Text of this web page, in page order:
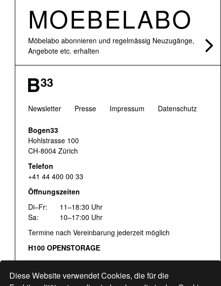
Diese Website verwendet Cookies, die für die
MOEBELABO
Möbelabo abonnieren und regelmässig Neuzugänge,
Angebote etc. erhalten
Newsletter Presse Impressum Datenschutz
Bogen33
Hohlstrasse 100
CH-8004 Zürich
Telefon
+41 44 400 00 33
Öffnungszeiten
Di–Fr:
11–18:30 Uhr
Sa:
10–17:00 Uhr
Termine nach Vereinbarung jederzeit möglich
H100 OPENSTORAGE
Fr:
16:00–18:30 Uhr
Sa: 12:00–17:00 Uhr
Hohlstrasse 122